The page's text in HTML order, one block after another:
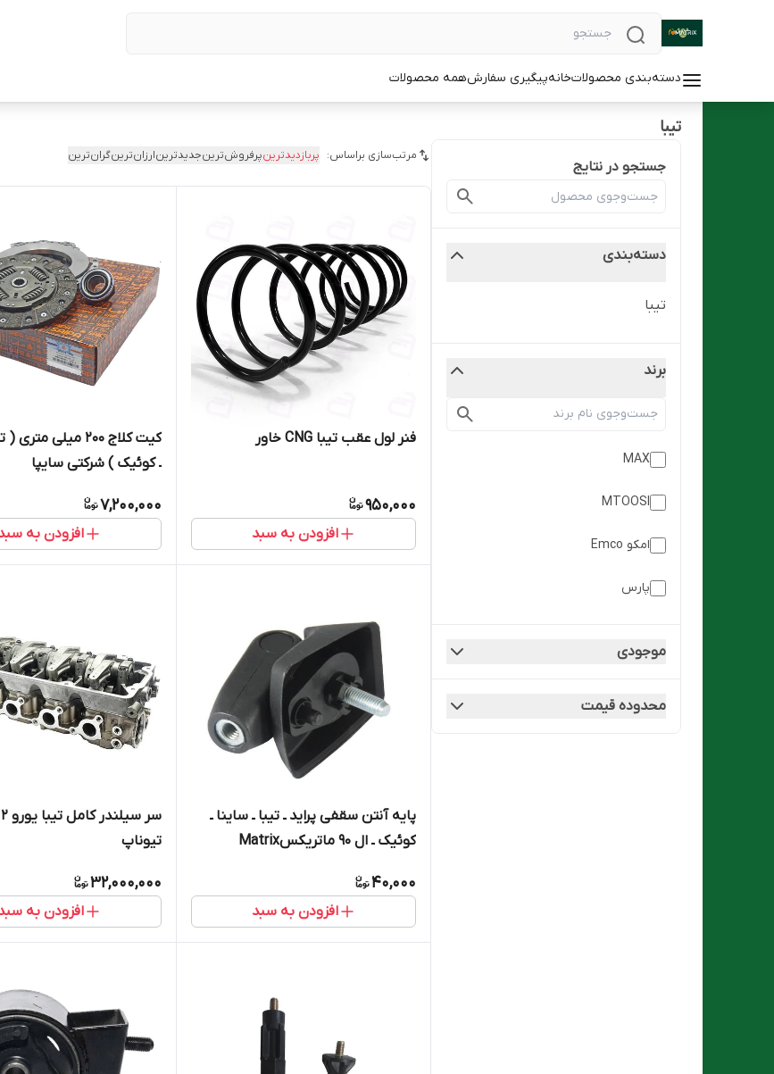
دسته‌بندی محصولاتخانهپیگیری سفارشهمه محصولات
تیبا
جستجو در نتایج
دسته‌بندی
تیبا
برند
MAX
MTOOSI
امکو Emco
پارس
رفیع نیا
موجودی
محدوده قیمت
مرتب‌سازی براساس: پربازدیدترینپرفروش‌ترینجدیدترینارزان‌ترینگران‌ترین
فنر لول عقب تیبا CNG خاور
950,000
افزودن به سبد
کیت کلاج ۲۰۰ میلی
ـ کوئیک ) شرکتی سایپا
7,200,000
افزودن به
پایه آنتن سقفی پراید ـ تیبا ـ ساینا ـ
کوئیک ـ ال ۹۰ ماتریکسMatrix
40,000
افزودن به سبد
تیوناپ
32,000,000
افزودن به